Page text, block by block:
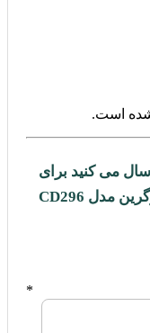
است.
می کنید برای
“شارژر دیواری 65 وات Nexode یوگرین مدل CD296
*